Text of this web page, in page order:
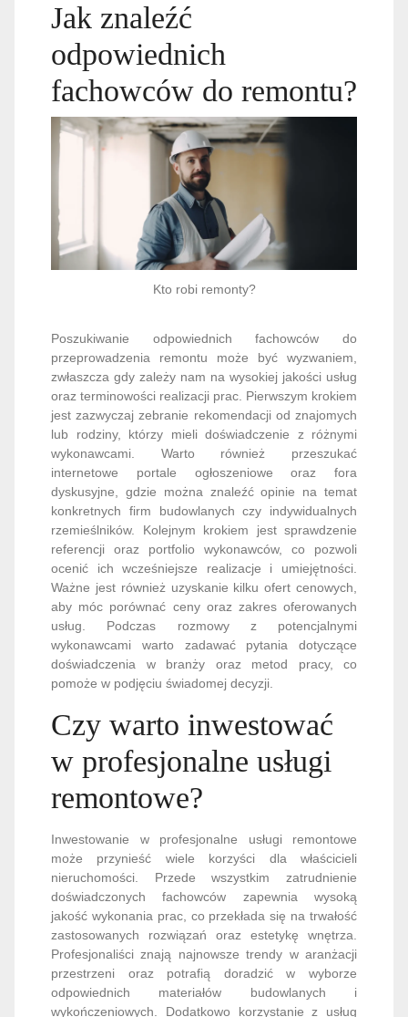
Jak znaleźć
odpowiednich
fachowców do remontu?
Kto robi remonty?
Poszukiwanie odpowiednich fachowców do
przeprowadzenia remontu może być wyzwaniem,
zwłaszcza gdy zależy nam na wysokiej jakości usług
oraz terminowości realizacji prac. Pierwszym krokiem
jest zazwyczaj zebranie rekomendacji od znajomych
lub rodziny, którzy mieli doświadczenie z różnymi
wykonawcami. Warto również przeszukać
internetowe portale ogłoszeniowe oraz fora
dyskusyjne, gdzie można znaleźć opinie na temat
konkretnych firm budowlanych czy indywidualnych
rzemieślników. Kolejnym krokiem jest sprawdzenie
referencji oraz portfolio wykonawców, co pozwoli
ocenić ich wcześniejsze realizacje i umiejętności.
Ważne jest również uzyskanie kilku ofert cenowych,
aby móc porównać ceny oraz zakres oferowanych
usług. Podczas rozmowy z potencjalnymi
wykonawcami warto zadawać pytania dotyczące
doświadczenia w branży oraz metod pracy, co
pomoże w podjęciu świadomej decyzji.
Czy warto inwestować
w profesjonalne usługi
remontowe?
Inwestowanie w profesjonalne usługi remontowe
może przynieść wiele korzyści dla właścicieli
nieruchomości. Przede wszystkim zatrudnienie
doświadczonych fachowców zapewnia wysoką
jakość wykonania prac, co przekłada się na trwałość
zastosowanych rozwiązań oraz estetykę wnętrza.
Profesjonaliści znają najnowsze trendy w aranżacji
przestrzeni oraz potrafią doradzić w wyborze
odpowiednich materiałów budowlanych i
wykończeniowych. Dodatkowo korzystanie z usług